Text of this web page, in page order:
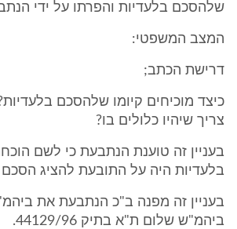
שלהסכם בלעדיות והפרתו על ידי
המצב המשפטי:
דרישת הכתב;
כיצד מוכיחים קיומו שלהסכם
צריך שיהיו כלולים בו?
בעניין זה טוענת הנתבעת כי לשם
בלעדיות היה על התובעת להציג
בעניין זה מפנה ב"כ הנתבעת את
ביהמ"ש שלום ת"א בתיק 44129/96.